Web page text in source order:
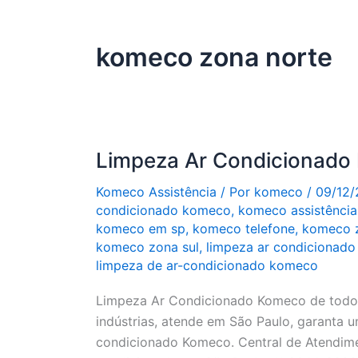
komeco zona norte
Limpeza Ar Condicionado
Komeco Assistência / Por komeco / 09/12/
condicionado komeco, komeco
komeco em sp, komeco telefone, komeco
komeco zona sul, limpeza ar
limpeza de ar-condicionado komeco
Limpeza Ar Condicionado Komeco de
indústrias, atende em São Paulo, garanta
condicionado Komeco. Central de